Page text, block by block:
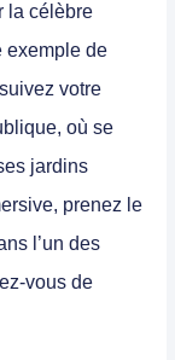
la célèbre
exemple de
votre
où se
jardins
prenez le
l’un des
vous de